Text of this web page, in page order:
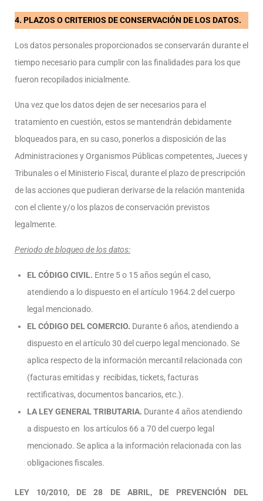
4. PLAZOS O CRITERIOS DE CONSERVACIÓN DE LOS DATOS.
Los datos personales proporcionados se conservarán durante el
tiempo necesario para cumplir con las finalidades para los que
fueron recopilados inicialmente.
Una vez que los datos dejen de ser necesarios para el
tratamiento en cuestión, estos se mantendrán debidamente
bloqueados para, en su caso, ponerlos a disposición de las
Administraciones y Organismos Públicas competentes, Jueces y
Tribunales o el Ministerio Fiscal, durante el plazo de prescripción
de las acciones que pudieran derivarse de la relación mantenida
con el cliente y/o los plazos de conservación previstos
legalmente.
Periodo de bloqueo de los datos:
EL CÓDIGO CIVIL. Entre 5 o 15 años según el caso,
atendiendo a lo dispuesto en el artículo 1964.2 del cuerpo
legal mencionado.
EL CÓDIGO DEL COMERCIO. Durante 6 años, atendiendo a
dispuesto en el artículo 30 del cuerpo legal mencionado. Se
aplica respecto de la información mercantil relacionada con
(facturas emitidas y recibidas, tickets, facturas
rectificativas, documentos bancarios, etc.).
LA LEY GENERAL TRIBUTARIA. Durante 4 años atendiendo
a dispuesto en los artículos 66 a 70 del cuerpo legal
mencionado. Se aplica a la información relacionada con las
obligaciones fiscales.
LEY 10/2010, DE 28 DE ABRIL, DE PREVENCIÓN DEL